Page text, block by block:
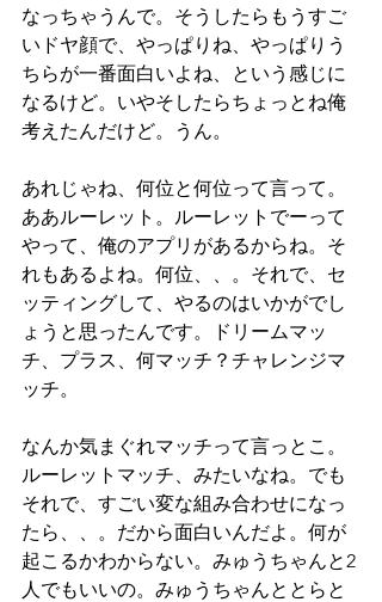
なっちゃうんで。そうしたらもうすご
いドヤ顔で、やっぱりね、やっぱりう
ちらが一番面白いよね、という感じに
なるけど。いやそしたらちょっとね俺
考えたんだけど。うん。
あれじゃね、何位と何位って言って。
ああルーレット。ルーレットでーって
やって、俺のアプリがあるからね。そ
れもあるよね。何位、、。それで、セ
ッティングして、やるのはいかがでし
ょうと思ったんです。ドリームマッ
チ、プラス、何マッチ？チャレンジマ
ッチ。
なんか気まぐれマッチって言っとこ。
ルーレットマッチ、みたいなね。でも
それで、すごい変な組み合わせになっ
たら、、。だから面白いんだよ。何が
起こるかわからない。みゅうちゃんと2
人でもいいの。みゅうちゃんととらと